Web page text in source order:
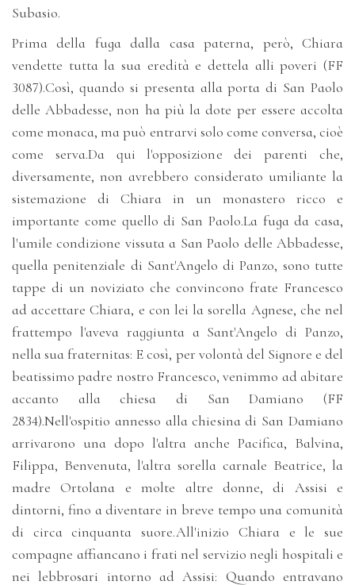
Subasio.
Prima della fuga dalla casa paterna, però, Chiara
vendette tutta la sua eredità e dettela alli poveri (FF
3087).Così, quando si presenta alla porta di San Paolo
delle Abbadesse, non ha più la dote per essere accolta
come monaca, ma può entrarvi solo come conversa, cioè
come serva.Da qui l'opposizione dei parenti che,
diversamente, non avrebbero considerato umiliante la
sistemazione di Chiara in un monastero ricco e
importante come quello di San Paolo.La fuga da casa,
l'umile condizione vissuta a San Paolo delle Abbadesse,
quella penitenziale di Sant'Angelo di Panzo, sono tutte
tappe di un noviziato che convincono frate Francesco
ad accettare Chiara, e con lei la sorella Agnese, che nel
frattempo l'aveva raggiunta a Sant'Angelo di Panzo,
nella sua fraternitas: E così, per volontà del Signore e del
beatissimo padre nostro Francesco, venimmo ad abitare
accanto alla chiesa di San Damiano (FF
2834).Nell'ospitio annesso alla chiesina di San Damiano
arrivarono una dopo l'altra anche Pacifica, Balvina,
Filippa, Benvenuta, l'altra sorella carnale Beatrice, la
madre Ortolana e molte altre donne, di Assisi e
dintorni, fino a diventare in breve tempo una comunità
di circa cinquanta suore.All'inizio Chiara e le sue
compagne affiancano i frati nel servizio negli hospitali e
nei lebbrosari intorno ad Assisi: Quando entravano